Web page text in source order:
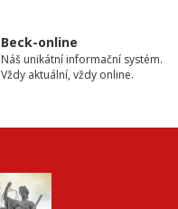
Beck-online
Náš unikátní informační systém.
Vždy aktuální, vždy online.